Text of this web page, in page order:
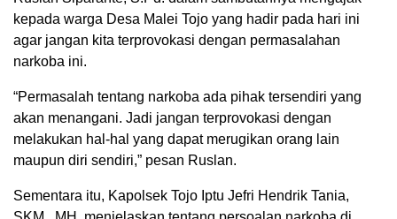
kepada warga Desa Malei Tojo yang hadir pada hari ini
agar jangan kita terprovokasi dengan permasalahan
narkoba ini.
“Permasalah tentang narkoba ada pihak tersendiri yang
akan menangani. Jadi jangan terprovokasi dengan
melakukan hal-hal yang dapat merugikan orang lain
maupun diri sendiri,” pesan Ruslan.
Sementara itu, Kapolsek Tojo Iptu Jefri Hendrik Tania,